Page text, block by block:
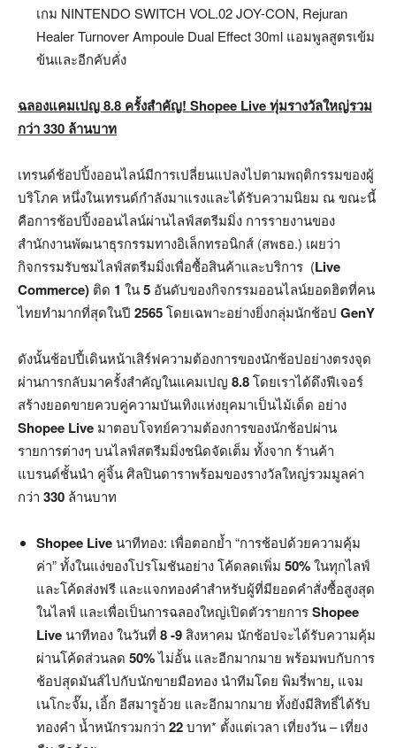
เกม NINTENDO SWITCH VOL.02 JOY-CON, Rejuran
Healer Turnover Ampoule Dual Effect 30ml แอมพูลสูตรเข้ม
ข้นและอีกคับคั่ง
ฉลองแคมเปญ 8.8 ครั้งสำคัญ! Shopee Live ทุ่มรางวัลใหญ่รวม
กว่า 330 ล้านบาท
เทรนด์ช้อปปิ้งออนไลน์มีการเปลี่ยนแปลงไปตามพฤติกรรมของผู้
บริโภค หนึ่งในเทรนด์กำลังมาแรงและได้รับความนิยม ณ ขณะนี้
คือการช้อปปิ้งออนไลน์ผ่านไลฟ์สตรีมมิ่ง การรายงานของ
สำนักงานพัฒนาธุรกรรมทางอิเล็กทรอนิกส์ (สพธอ.) เผยว่า
กิจกรรมรับชมไลฟ์สตรีมมิ่งเพื่อซื้อสินค้าและบริการ (Live
Commerce) ติด 1 ใน5 อันดับของกิจกรรมออนไลน์ยอดฮิตที่คน
ไทยทำมากที่สุดในปี 2565โดยเฉพาะอย่างยิ่งกลุ่มนักช้อป GenY
ดังนั้นช้อปปี้เดินหน้าเสิร์ฟความต้องการของนักช้อปอย่างตรงจุด
ผ่านการกลับมาครั้งสำคัญในแคมเปญ 8.8โดยเราได้ดึงฟีเจอร์
สร้างยอดขายควบคู่ความบันเทิงแห่งยุคมาเป็นไม้เด็ด อย่าง
Shopee Live มาตอบโจทย์ความต้องการของนักช้อปผ่าน
รายการต่างๆ บนไลฟ์สตรีมมิ่งชนิดจัดเต็ม ทั้งจาก ร้านค้า
แบรนด์ชั้นนำ คู่จิ้น ศิลปินดาราพร้อมของรางวัลใหญ่รวมมูลค่า
กว่า 330 ล้านบาท
Shopee Liveนาทีทอง: เพื่อตอกย้ำ “การช้อปด้วยความคุ้ม
ค่า” ทั้งในแง่ของโปรโมชันอย่าง โค้ดลดเพิ่ม 50%ในทุกไลฟ์
และโค้ดส่งฟรี และแจกทองคำสำหรับผู้ที่มียอดคำสั่งซื้อสูงสุด
ในไลฟ์ และเพื่อเป็นการฉลองใหญ่เปิดตัวรายการShopee
Liveนาทีทอง ในวันที่ 8 -9 สิงหาคม นักช้อปจะได้รับความคุ้ม
ผ่านโค้ดส่วนลด 50%ไม่อั้น และอีกมากมาย พร้อมพบกับการ
ช้อปสุดมันส์ไปกับนักขายมือทอง นำทีมโดย พิมรี่พาย, แจม
เนโกะจั๊ม, เอิ้ก อีสมารูอ้วย และอีกมากมาย ทั้งยังมีสิทธิ์ได้รับ
ทองคำ น้ำหนักรวมกว่า 22บาท* ตั้งแต่เวลา เที่ยงวัน – เที่ยง